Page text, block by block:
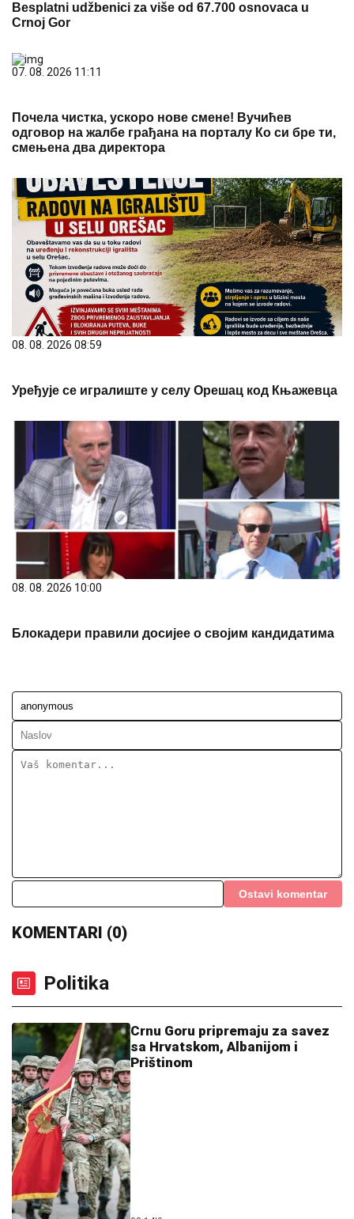
Besplatni udžbenici za više od 67.700 osnovaca u
Crnoj Gor
07. 08. 2026 11:11
Почела чистка, ускоро нове смене! Вучићев
одговор на жалбе грађана на порталу Ко си бре ти,
смењена два директора
08. 08. 2026 08:59
Уређује се игралиште у селу Орешац код Књажевца
08. 08. 2026 10:00
Блокадери правили досијее о својим кандидатима
Ostavi komentar
KOMENTARI (0)
Politika
Crnu Goru pripremaju za savez
sa Hrvatskom, Albanijom i
Prištinom